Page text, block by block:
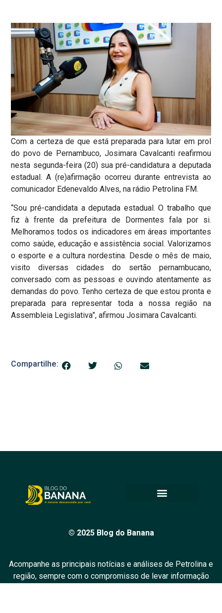
Com a certeza de que está preparada para lutar em prol
do povo de Pernambuco, Josimara Cavalcanti reafirmou
nesta segunda-feira (20) sua pré-candidatura a deputada
estadual. A (re)afirmação ocorreu durante entrevista ao
comunicador Edenevaldo Alves, na rádio Petrolina FM.
“Sou pré-candidata a deputada estadual. O trabalho que
fiz à frente da prefeitura de Dormentes fala por si.
Melhoramos todos os indicadores em áreas importantes
como saúde, educação e assistência social. Valorizamos
o esporte e a cultura nordestina. Desde o mês de maio,
visito diversas cidades do sertão pernambucano,
conversado com as pessoas e ouvindo atentamente as
demandas do povo. Tenho certeza de que estou pronta e
preparada para representar toda a nossa região na
Assembleia Legislativa”, afirmou Josimara Cavalcanti.
Compartilhe:
© 2025 Blog do Banana
Acompanhe as principais notícias e análises de Petrolina e
região, sempre com o compromisso de levar informação